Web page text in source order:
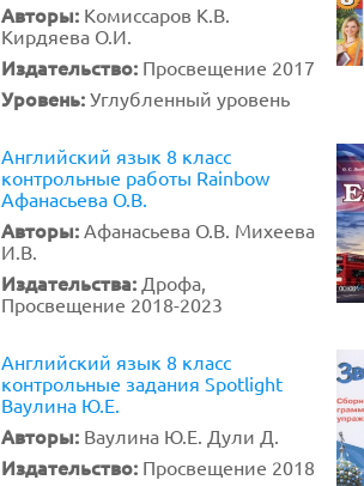
Авторы: Комиссаров К.В.
Кирдяева О.И.
Издательство: Просвещение 2017
Уровень: Углубленный уровень
Английский язык 8 класс
контрольные работы Rainbow
Афанасьева О.В.
Авторы: Афанасьева О.В. Михеева
И.В.
Издательства: Дрофа,
Просвещение 2018-2023
Английский язык 8 класс
контрольные задания Spotlight
Ваулина Ю.Е.
Авторы: Ваулина Ю.Е. Дули Д.
Издательство: Просвещение 2018